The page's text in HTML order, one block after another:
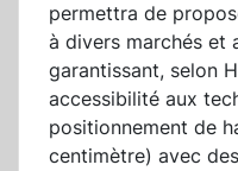
permettra de
à divers marchés et
garantissant, selon
accessibilité aux
positionnement de
centimètre) avec